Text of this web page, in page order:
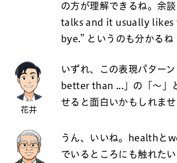
の方が理解できるね。余
talks and it usually likes
bye.” というのも分かるね
花井
いずれ、この表現パター
better than ...」の「～」
せると面白いかもしれませ
うん、いいね。healthと
でいるところにも触れたい